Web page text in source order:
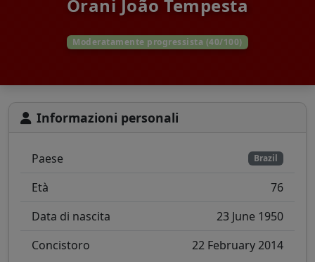
Orani João Tempesta
Moderatamente progressista (40/100)
Informazioni personali
Paese Brazil
Età
76
Data di nascita
23 June 1950
Concistoro
22 February 2014